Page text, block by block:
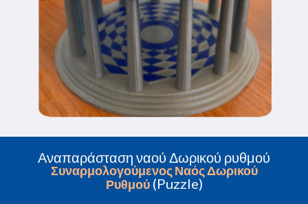
Αναπαράσταση ναού Δωρικού ρυθμού
Συναρμολογούμενος Ναός Δωρικού
Ρυθμού(Puzzle)